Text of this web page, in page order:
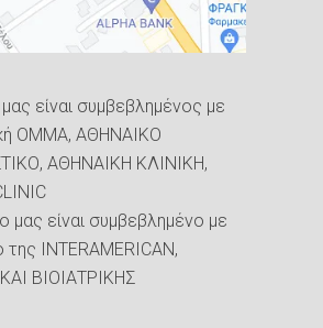
είναι συμβεβλημένος με
ΟΜΜΑ, ΑΘΗΝΑΙΚΟ
ΑΘΗΝΑΙΚΗ ΚΛΙΝΙΚΗ,
μας είναι συμβεβλημένο με
της INTERAMERICAN,
ΒΙΟΙΑΤΡΙΚΗΣ